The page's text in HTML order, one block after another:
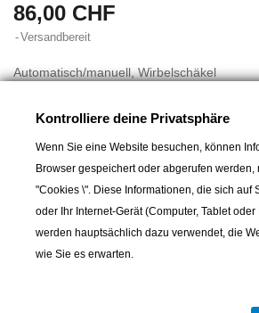
86,00 CHF
Versandbereit
Automatisch/manuell, Wirbelschäkel
Rolle: Ø 55 mm
Kontrolliere deine Privatsphäre
Wenn Sie eine Website besuchen, können
Browser gespeichert oder abgerufen werden,
"Cookies \". Diese Informationen, die sich auf
oder Ihr Internet-Gerät (Computer, Tablet oder
werden hauptsächlich dazu verwendet, die
wie Sie es erwarten.